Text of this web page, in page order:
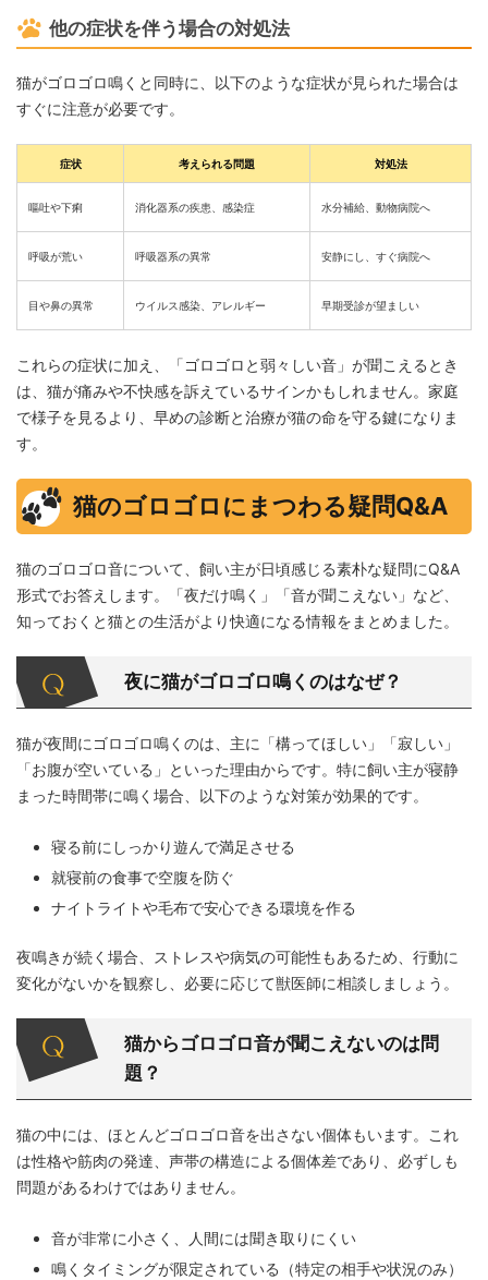
他の症状を伴う場合の対処法
猫がゴロゴロ鳴くと同時に、以下のような症状が見られた場合は
すぐに注意が必要です。
症状 考えられる問題 対処法
嘔吐や下痢 消化器系の疾患、感染症 水分補給、動物病院へ
呼吸が荒い 呼吸器系の異常 安静にし、すぐ病院へ
目や鼻の異常 ウイルス感染、アレルギー 早期受診が望ましい
これらの症状に加え、「ゴロゴロと弱々しい音」が聞こえるとき
は、猫が痛みや不快感を訴えているサインかもしれません。家庭
で様子を見るより、早めの診断と治療が猫の命を守る鍵になりま
す。
猫のゴロゴロにまつわる疑問Q&A
猫のゴロゴロ音について、飼い主が日頃感じる素朴な疑問にQ&A
形式でお答えします。「夜だけ鳴く」「音が聞こえない」など、
知っておくと猫との生活がより快適になる情報をまとめました。
夜に猫がゴロゴロ鳴くのはなぜ？
猫が夜間にゴロゴロ鳴くのは、主に「構ってほしい」「寂しい」
「お腹が空いている」といった理由からです。特に飼い主が寝静
まった時間帯に鳴く場合、以下のような対策が効果的です。
寝る前にしっかり遊んで満足させる
就寝前の食事で空腹を防ぐ
ナイトライトや毛布で安心できる環境を作る
夜鳴きが続く場合、ストレスや病気の可能性もあるため、行動に
変化がないかを観察し、必要に応じて獣医師に相談しましょう。
猫からゴロゴロ音が聞こえないのは問
題？
猫の中には、ほとんどゴロゴロ音を出さない個体もいます。これ
は性格や筋肉の発達、声帯の構造による個体差であり、必ずしも
問題があるわけではありません。
音が非常に小さく、人間には聞き取りにくい
鳴くタイミングが限定されている（特定の相手や状況のみ）